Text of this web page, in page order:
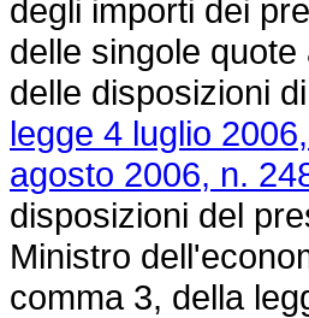
degli importi dei
delle singole
delle disposizioni
legge 4 luglio
agosto 2006, n.
disposizioni del
Ministro
comma 3, della